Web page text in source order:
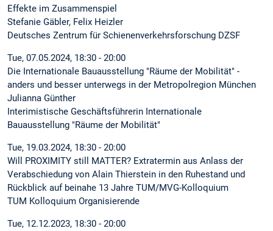
Effekte im Zusammenspiel
Stefanie Gäbler, Felix Heizler
Deutsches Zentrum für Schienenverkehrsforschung DZSF
Tue, 07.05.2024, 18:30 - 20:00
Die Internationale Bauausstellung "Räume der Mobilität" -
anders und besser unterwegs in der Metropolregion München
Julianna Günther
Interimistische Geschäftsführerin Internationale
Bauausstellung "Räume der Mobilität"
Tue, 19.03.2024, 18:30 - 20:00
Will PROXIMITY still MATTER? Extratermin aus Anlass der
Verabschiedung von Alain Thierstein in den Ruhestand und
Rückblick auf beinahe 13 Jahre TUM/MVG-Kolloquium
TUM Kolloquium Organisierende
Tue, 12.12.2023, 18:30 - 20:00